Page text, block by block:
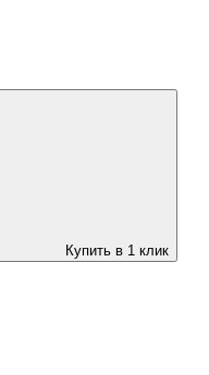
Купить в 1 клик